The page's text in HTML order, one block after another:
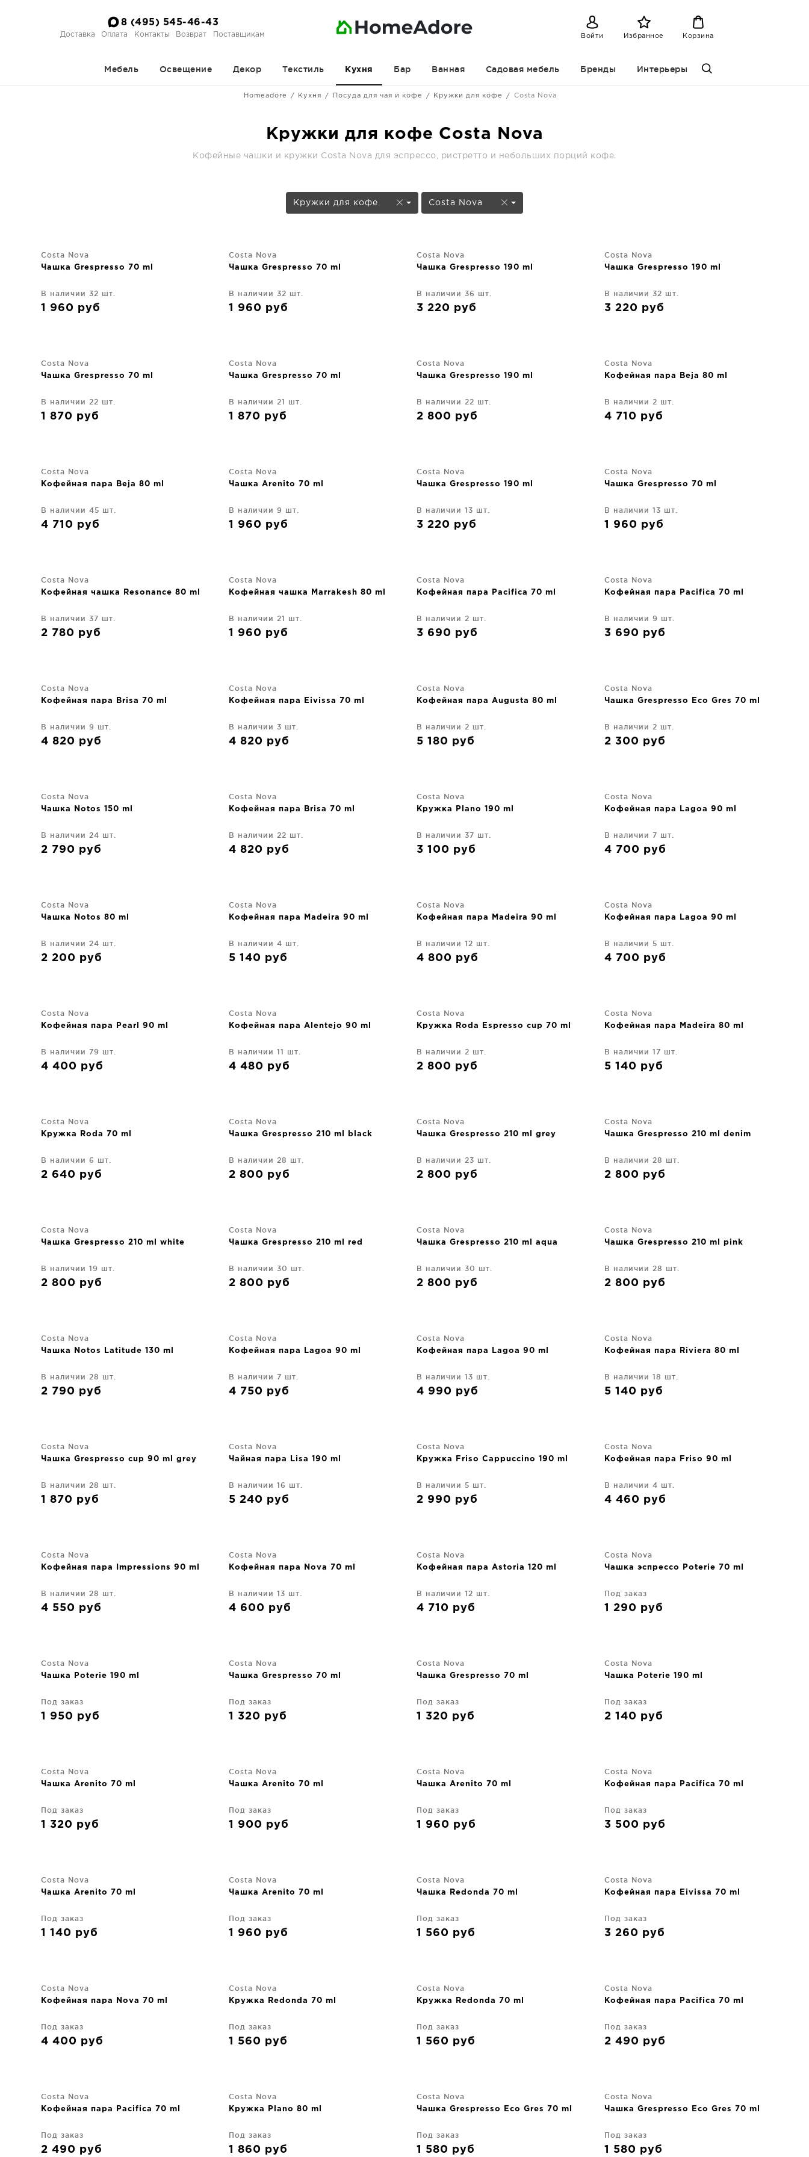
8 (495) 545-46-43
Доставка Оплата Контакты Возврат Поставщикам Войти Избранное Корзина
Мебель Освещение Декор Текстиль Кухня Бар Ванная Садовая мебель Бренды Интерьеры
Homeadore Кухня Посуда для чая и кофе Кружки для кофе Costa Nova
Кружки для кофе Costa Nova
Кофейные чашки и кружки Costa Nova для эспрессо, ристретто и небольших порций кофе.
Кружки для кофе Costa Nova
Costa Nova
Чашка Grespresso 70 ml
В наличии 32 шт.
1 960 руб
Costa Nova
Чашка Grespresso 70 ml
В наличии 32 шт.
1 960 руб
Costa Nova
Чашка Grespresso 190 ml
В наличии 36 шт.
3 220 руб
Costa Nova
Чашка Grespresso 190 ml
В наличии 32 шт.
3 220 руб
Costa Nova
Чашка Grespresso 70 ml
В наличии 22 шт.
1 870 руб
Costa Nova
Чашка Grespresso 70 ml
В наличии 21 шт.
1 870 руб
Costa Nova
Чашка Grespresso 190 ml
В наличии 22 шт.
2 800 руб
Costa Nova
Кофейная пара Beja 80 ml
В наличии 2 шт.
4 710 руб
Costa Nova
Кофейная пара Beja 80 ml
В наличии 45 шт.
4 710 руб
Costa Nova
Чашка Arenito 70 ml
В наличии 9 шт.
1 960 руб
Costa Nova
Чашка Grespresso 190 ml
В наличии 13 шт.
3 220 руб
Costa Nova
Чашка Grespresso 70 ml
В наличии 13 шт.
1 960 руб
Costa Nova
Кофейная чашка Resonance 80 ml
В наличии 37 шт.
2 780 руб
Costa Nova
Кофейная чашка Marrakesh 80 ml
В наличии 21 шт.
1 960 руб
Costa Nova
Кофейная пара Pacifica 70 ml
В наличии 2 шт.
3 690 руб
Costa Nova
Кофейная пара Pacifica 70 ml
В наличии 9 шт.
3 690 руб
Costa Nova
Кофейная пара Brisa 70 ml
В наличии 9 шт.
4 820 руб
Costa Nova
Кофейная пара Eivissa 70 ml
В наличии 3 шт.
4 820 руб
Costa Nova
Кофейная пара Augusta 80 ml
В наличии 2 шт.
5 180 руб
Costa Nova
Чашка Grespresso Eco Gres 70 ml
В наличии 2 шт.
2 300 руб
Costa Nova
Чашка Notos 150 ml
В наличии 24 шт.
2 790 руб
Costa Nova
Кофейная пара Brisa 70 ml
В наличии 22 шт.
4 820 руб
Costa Nova
Кружка Plano 190 ml
В наличии 37 шт.
3 100 руб
Costa Nova
Кофейная пара Lagoa 90 ml
В наличии 7 шт.
4 700 руб
Costa Nova
Чашка Notos 80 ml
В наличии 24 шт.
2 200 руб
Costa Nova
Кофейная пара Madeira 90 ml
В наличии 4 шт.
5 140 руб
Costa Nova
Кофейная пара Madeira 90 ml
В наличии 12 шт.
4 800 руб
Costa Nova
Кофейная пара Lagoa 90 ml
В наличии 5 шт.
4 700 руб
Costa Nova
Кофейная пара Pearl 90 ml
В наличии 79 шт.
4 400 руб
Costa Nova
Кофейная пара Alentejo 90 ml
В наличии 11 шт.
4 480 руб
Costa Nova
Кружка Roda Espresso cup 70 ml
В наличии 2 шт.
2 800 руб
Costa Nova
Кофейная пара Madeira 80 ml
В наличии 17 шт.
5 140 руб
Costa Nova
Кружка Roda 70 ml
В наличии 6 шт.
2 640 руб
Costa Nova
Чашка Grespresso 210 ml black
В наличии 28 шт.
2 800 руб
Costa Nova
Чашка Grespresso 210 ml grey
В наличии 23 шт.
2 800 руб
Costa Nova
Чашка Grespresso 210 ml denim
В наличии 28 шт.
2 800 руб
Costa Nova
Чашка Grespresso 210 ml white
В наличии 19 шт.
2 800 руб
Costa Nova
Чашка Grespresso 210 ml red
В наличии 30 шт.
2 800 руб
Costa Nova
Чашка Grespresso 210 ml aqua
В наличии 30 шт.
2 800 руб
Costa Nova
Чашка Grespresso 210 ml pink
В наличии 28 шт.
2 800 руб
Costa Nova
Чашка Notos Latitude 130 ml
В наличии 28 шт.
2 790 руб
Costa Nova
Кофейная пара Lagoa 90 ml
В наличии 7 шт.
4 750 руб
Costa Nova
Кофейная пара Lagoa 90 ml
В наличии 13 шт.
4 990 руб
Costa Nova
Кофейная пара Riviera 80 ml
В наличии 18 шт.
5 140 руб
Costa Nova
Чашка Grespresso cup 90 ml grey
В наличии 28 шт.
1 870 руб
Costa Nova
Чайная пара Lisa 190 ml
В наличии 16 шт.
5 240 руб
Costa Nova
Кружка Friso Cappuccino 190 ml
В наличии 5 шт.
2 990 руб
Costa Nova
Кофейная пара Friso 90 ml
В наличии 4 шт.
4 460 руб
Costa Nova
Кофейная пара Impressions 90 ml
В наличии 28 шт.
4 550 руб
Costa Nova
Кофейная пара Nova 70 ml
В наличии 13 шт.
4 600 руб
Costa Nova
Кофейная пара Astoria 120 ml
В наличии 12 шт.
4 710 руб
Costa Nova
Чашка эспрессо Poterie 70 ml
Под заказ
1 290 руб
Costa Nova
Чашка Poterie 190 ml
Под заказ
1 950 руб
Costa Nova
Чашка Grespresso 70 ml
Под заказ
1 320 руб
Costa Nova
Чашка Grespresso 70 ml
Под заказ
1 320 руб
Costa Nova
Чашка Poterie 190 ml
Под заказ
2 140 руб
Costa Nova
Чашка Arenito 70 ml
Под заказ
1 320 руб
Costa Nova
Чашка Arenito 70 ml
Под заказ
1 900 руб
Costa Nova
Чашка Arenito 70 ml
Под заказ
1 960 руб
Costa Nova
Кофейная пара Pacifica 70 ml
Под заказ
3 500 руб
Costa Nova
Чашка Arenito 70 ml
Под заказ
1 140 руб
Costa Nova
Чашка Arenito 70 ml
Под заказ
1 960 руб
Costa Nova
Чашка Redonda 70 ml
Под заказ
1 560 руб
Costa Nova
Кофейная пара Eivissa 70 ml
Под заказ
3 260 руб
Costa Nova
Кофейная пара Nova 70 ml
Под заказ
4 400 руб
Costa Nova
Кружка Redonda 70 ml
Под заказ
1 560 руб
Costa Nova
Кружка Redonda 70 ml
Под заказ
1 560 руб
Costa Nova
Кофейная пара Pacifica 70 ml
Под заказ
2 490 руб
Costa Nova
Кофейная пара Pacifica 70 ml
Под заказ
2 490 руб
Costa Nova
Кружка Plano 80 ml
Под заказ
1 860 руб
Costa Nova
Чашка Grespresso Eco Gres 70 ml
Под заказ
1 580 руб
Costa Nova
Чашка Grespresso Eco Gres 70 ml
Под заказ
1 580 руб